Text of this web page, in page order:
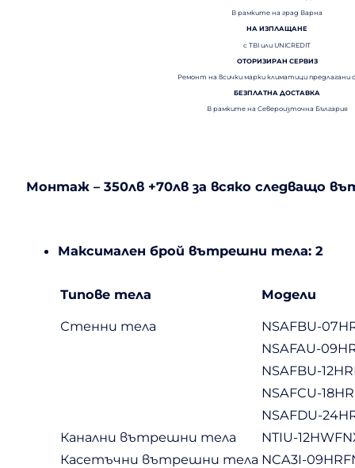
В рамките на град Варна
НА ИЗПЛАЩАНЕ
с TBI или UNICREDIT
ОТОРИЗИРАН СЕРВИЗ
Ремонт на всички марки климатици предлагани
БЕЗПЛАТНА ДОСТАВКА
В рамките на Североизточна България
Монтаж – 350лв +70лв за всяко следващо
Максимален брой вътрешни тела: 2
Типове тела
Модели
Стенни тела
NSAFBU-
NSAFAU-
NSAFBU-
NSAFCU-
NSAFDU-
Канални вътрешни тела
NTIU-
Касетъчни вътрешни тела NCA3I-